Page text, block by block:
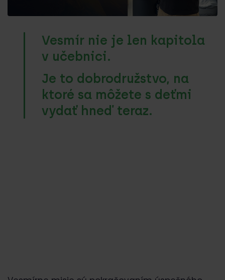
Vesmír nie je len kapitola
v učebnici.
Je to dobrodružstvo, na
ktoré sa môžete s deťmi
vydať hneď teraz.